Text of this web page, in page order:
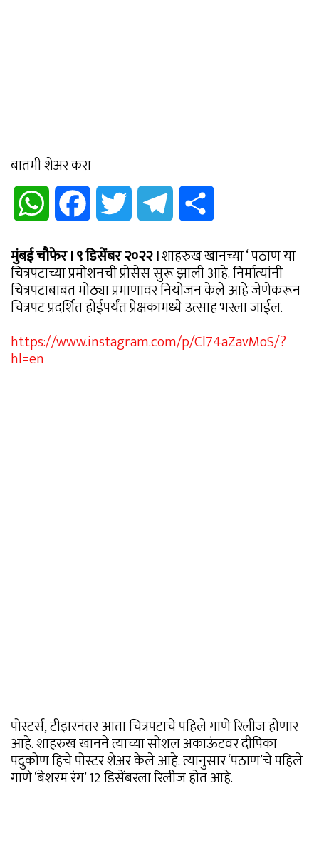
बातमी शेअर करा
WhatsApp Facebook Twitter Telegram
मुंबई चौफेर I ९ डिसेंबर २०२२ Iशाहरुख खानच्या ‘ पठाण या
चित्रपटाच्या प्रमोशनची प्राेसेस सुरू झाली आहे. निर्मात्यांनी
चित्रपटाबाबत मोठ्या प्रमाणावर नियोजन केले आहे जेणेकरून
चित्रपट प्रदर्शित होईपर्यंत प्रेक्षकांमध्ये उत्साह भरला जाईल.
https://www.instagram.com/p/Cl74aZavMoS/?
hl=en
पोस्टर्स, टीझरनंतर आता चित्रपटाचे पहिले गाणे रिलीज होणार
आहे. शाहरुख खानने त्याच्या सोशल अकाऊंटवर दीपिका
पदुकोण हिचे पोस्टर शेअर केले आहे. त्यानुसार ‘पठाण’चे पहिले
गाणे ‘बेशरम रंग’ 12 डिसेंबरला रिलीज होत आहे.